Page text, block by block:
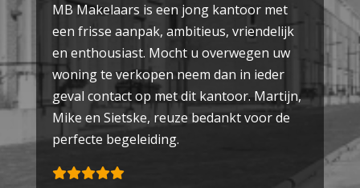
MB Makelaars is een jong kantoor met
een frisse aanpak, ambitieus, vriendelijk
en enthousiast. Mocht u overwegen uw
woning te verkopen neem dan in ieder
geval contact op met dit kantoor. Martijn,
Mike en Sietske, reuze bedankt voor de
perfecte begeleiding.